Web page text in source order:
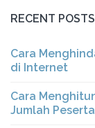
RECENT POSTS
Cara
di Internet
Cara
Jumlah